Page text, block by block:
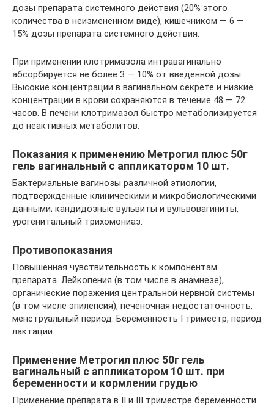
дозы препарата системного действия (20% этого
количества в неизмененном виде), кишечником — 6 —
15% дозы препарата системного действия.
При применении клотримазола интравагинально
абсорбируется не более 3 — 10% от введенной дозы.
Высокие концентрации в вагинальном секрете и низкие
концентрации в крови сохраняются в течение 48 — 72
часов. В печени клотримазол быстро метаболизируется
до неактивных метаболитов.
Показания к применению Метрогил плюс 50г
гель вагинальный с аппликатором 10 шт.
Бактериальные вагинозы различной этиологии,
подтвержденные клиническими и микробиологическими
данными; кандидозные вульвиты и вульвовагиниты,
урогенитальный трихомониаз.
Противопоказания
Повышенная чувствительность к компонентам
препарата. Лейкопения (в том числе в анамнезе),
органические поражения центральной нервной системы
(в том числе эпилепсия), печеночная недостаточность,
менструальный период. Беременность I триместр, период
лактации.
Применение Метрогил плюс 50г гель
вагинальный с аппликатором 10 шт. при
беременности и кормлении грудью
Применение препарата в II и III триместре беременности